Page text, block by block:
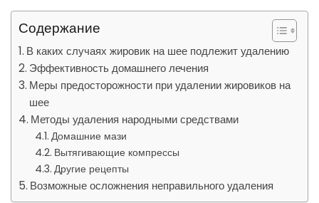
Содержание
В каких случаях жировик на шее подлежит удалению
Эффективность домашнего лечения
Меры предосторожности при удалении жировиков на
шее
Методы удаления народными средствами
Домашние мази
Вытягивающие компрессы
Другие рецепты
Возможные осложнения неправильного удаления